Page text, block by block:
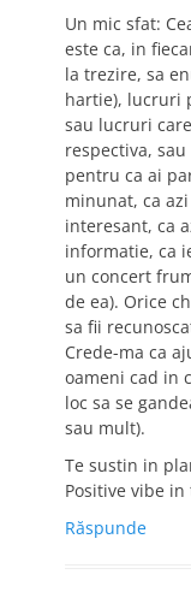
Un mic sfat:
este ca, in
la trezire, sa
hartie), lucruri
sau lucruri
respectiva,
pentru ca ai
minunat, ca
interesant, ca
informatie, ca
un concert
de ea). Orice
sa fii
Crede-ma ca
oameni cad in
loc sa se
sau mult).
Te sustin in
Positive vibe
Răspunde